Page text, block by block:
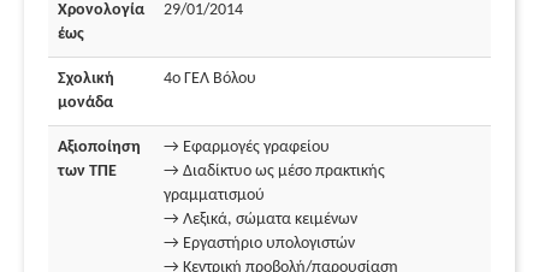
Χρονολογία
έως
29/01/2014
Σχολική
μονάδα
4ο ΓΕΛ Βόλου
Αξιοποίηση
των ΤΠΕ
→ Εφαρμογές γραφείου
→ Διαδίκτυο ως μέσο πρακτικής
γραμματισμού
→ Λεξικά, σώματα κειμένων
→ Εργαστήριο υπολογιστών
→ Κεντρική προβολή/παρουσίαση